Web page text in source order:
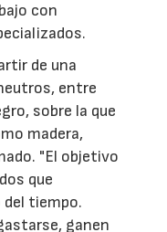
con
de una
entre
sobre la que
madera,
"El objetivo
que
del tiempo.
ganen